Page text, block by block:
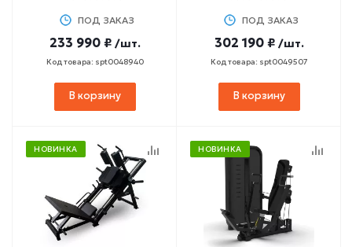
ПОД ЗАКАЗ
233 990 ₽ /шт.
Код товара: spt0048940
В корзину
ПОД ЗАКАЗ
302 190 ₽ /шт.
Код товара: spt0049507
В корзину
НОВИНКА НОВИНКА